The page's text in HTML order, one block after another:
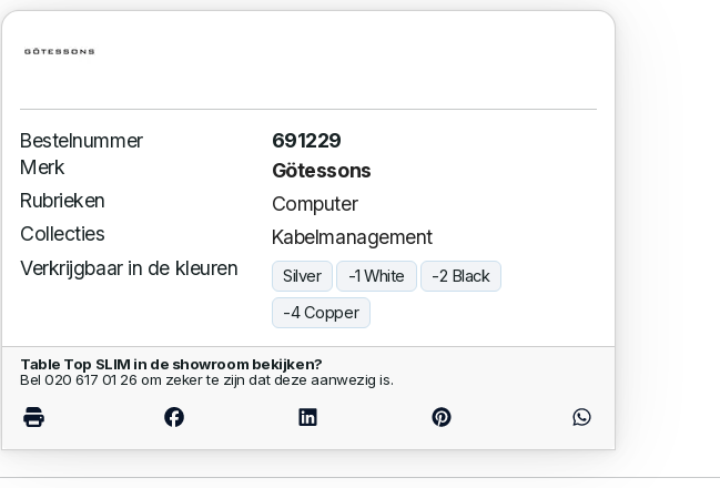
Bestelnummer
691229
Merk
Götessons
Rubrieken
Computer
Collecties
Kabelmanagement
Verkrijgbaar in de kleuren
Silver -1 White
-2 Black
-4 Copper
Table Top SLIM in de showroom bekijken?
Bel 020 617 01 26 om zeker te zijn dat deze aanwezig is.